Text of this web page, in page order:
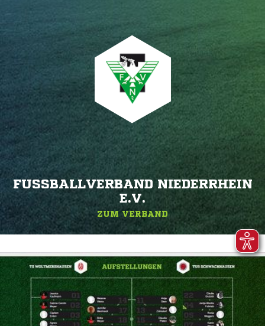
FUSSBALLVERBAND NIEDERRHEIN E
.V.
ZUM VERBAND